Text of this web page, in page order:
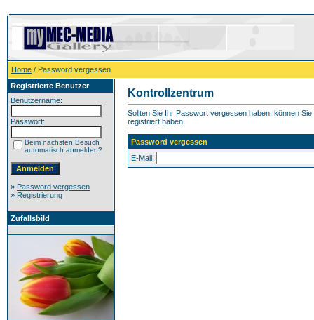
Home / Password vergessen
Registrierte Benutzer
Benutzername:
Passwort:
Beim nächsten Besuch
automatisch anmelden?
» Password vergessen
» Registrierung
Zufallsbild
Kontrollzentrum
Sollten Sie Ihr Passwort vergessen haben, können
registriert haben.
Password vergessen
E-Mail: